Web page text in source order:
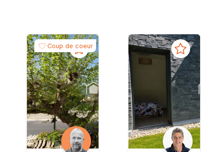
Coup de coeur